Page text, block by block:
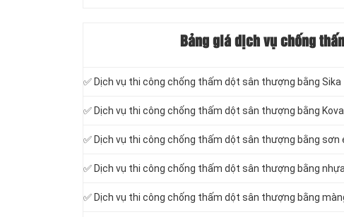
Bảng giá dịch vụ chống
✅ Dịch vụ thi công chống thấm dột sân thượng bằng Sika
✅ Dịch vụ thi công chống thấm dột sân thượng bằng Kova
✅ Dịch vụ thi công chống thấm dột sân thượng bằng sơn
✅ Dịch vụ thi công chống thấm dột sân thượng bằng
✅ Dịch vụ thi công chống thấm dột sân thượng bằng